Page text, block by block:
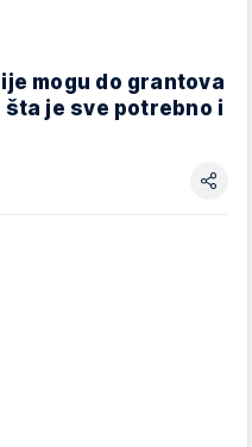
mogu do grantova
je sve potrebno i